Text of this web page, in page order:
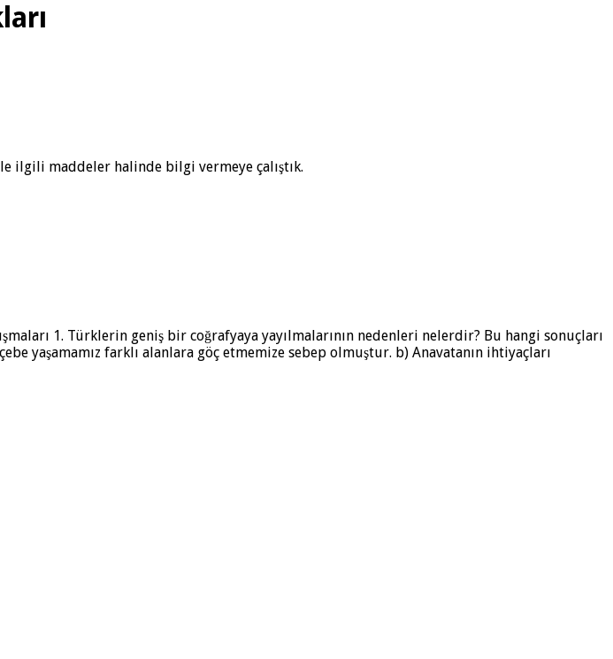
ilgili maddeler halinde bilgi vermeye çalıştık.
1. Türklerin geniş bir coğrafyaya yayılmalarının nedenleri nelerdir? Bu hangi sonuçları
yaşamamız farklı alanlara göç etmemize sebep olmuştur. b) Anavatanın ihtiyaçları